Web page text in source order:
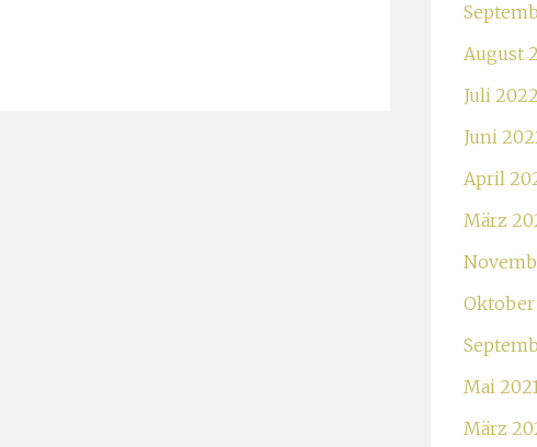
August
Juli 2022
Juni
April
März
Oktober
Mai
März